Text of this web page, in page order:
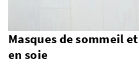
Masques de sommeil
en soie